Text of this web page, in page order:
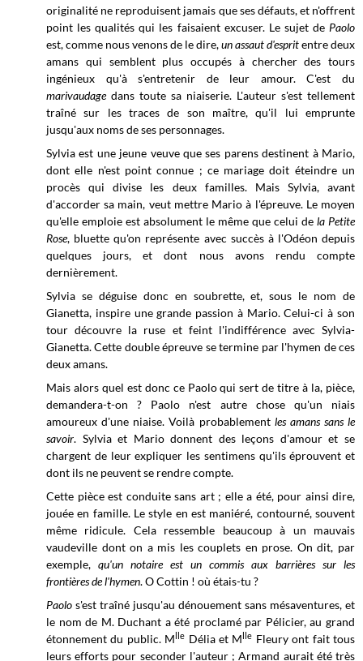
originalité ne reproduisent jamais que ses défauts, et n'offrent
point les qualités qui les faisaient excuser. Le sujet de Paolo
est, comme nous venons de le dire,un assaut d'espritentre deux
amans qui semblent plus occupés à chercher des tours
ingénieux qu'à s'entretenir de leur amour. C'est du
marivaudagedans toute sa niaiserie. L'auteur s'est tellement
traîné sur les traces de son maître, qu'il lui emprunte
jusqu'aux noms de ses personnages.
Sylvia est une jeune veuve que ses parens destinent à Mario,
dont elle n'est point connue ; ce mariage doit éteindre un
procès qui divise les deux familles. Mais Sylvia, avant
d'accorder sa main, veut mettre Mario à l'épreuve. Le moyen
qu'elle emploie est absolument le même que celui de la Petite
Rose, bluette qu'on représente avec succès à l'Odéon depuis
quelques jours, et dont nous avons rendu compte
dernièrement.
Sylvia se déguise donc en soubrette, et, sous le nom de
Gianetta, inspire une grande passion à Mario. Celui-ci à son
tour découvre la ruse et feint l'indifférence avec Sylvia-
Gianetta. Cette double épreuve se termine par l'hymen de ces
deux amans.
Mais alors quel est donc ce Paolo qui sert de titre à la, pièce,
demandera-t-on ? Paolo n'est autre chose qu'un niais
amoureux d'une niaise. Voilà probablement les amans sans le
savoir. Sylvia et Mario donnent des leçons d'amour et se
chargent de leur expliquer les sentimens qu'ils éprouvent et
dont ils ne peuvent se rendre compte.
Cette pièce est conduite sans art ; elle a été, pour ainsi dire,
jouée en famille. Le style en est maniéré, contourné, souvent
même ridicule. Cela ressemble beaucoup à un mauvais
vaudeville dont on a mis les couplets en prose. On dit, par
exemple, qu'un notaire est un commis aux barrières sur les
frontières de l'hymen. O Cottin ! où étais-tu ?
Paolo s'est traîné jusqu'au dénouement sans mésaventures, et
le nom de M. Duchant a été proclamé par Pélicier, au grand
étonnement du public. M lle Délia et M lle Fleury ont fait tous
leurs efforts pour seconder l'auteur ; Armand aurait été très